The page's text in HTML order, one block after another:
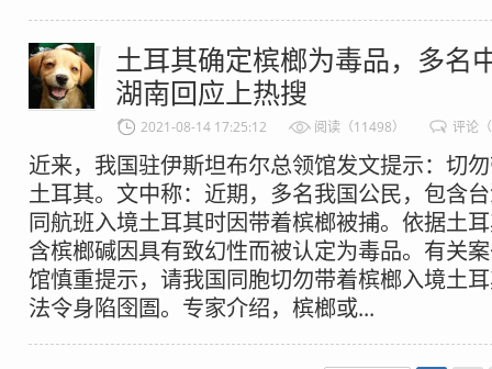
土耳其确定槟榔为毒品，多名
湖南回应上热搜
2021-08-14 17:25:12 阅读（11498） 评论
近来，我国驻伊斯坦布尔总领馆发文提示：切
土耳其。文中称：近期，多名我国公民，包含
同航班入境土耳其时因带着槟榔被捕。依据土
含槟榔碱因具有致幻性而被认定为毒品。有关
馆慎重提示，请我国同胞切勿带着槟榔入境土
法令身陷囹圄。专家介绍，槟榔或...